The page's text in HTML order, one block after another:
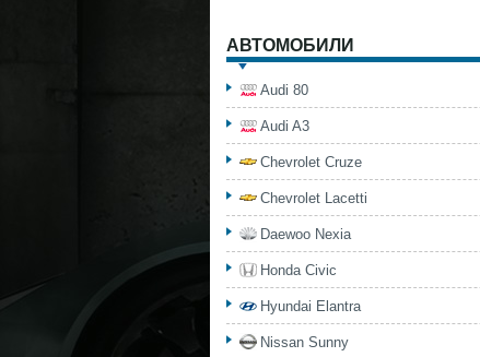
АВТОМОБИЛИ
Audi 80
Audi A3
Chevrolet Cruze
Chevrolet Lacetti
Daewoo Nexia
Honda Civic
Hyundai Elantra
Nissan Sunny